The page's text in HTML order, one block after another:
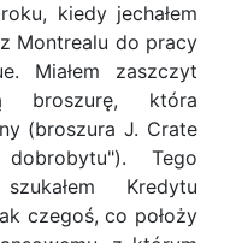
kiedy jechałem
Montrealu do pracy
Miałem zaszczyt
broszurę, która
(broszura J. Crate
Tego
Kredytu
czegoś, co położy